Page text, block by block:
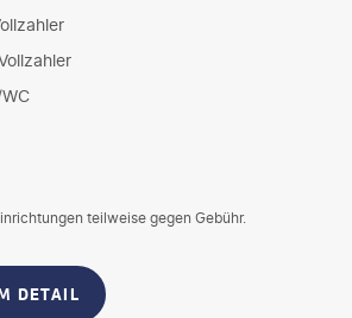
teilweise gegen Gebühr.
DETAIL